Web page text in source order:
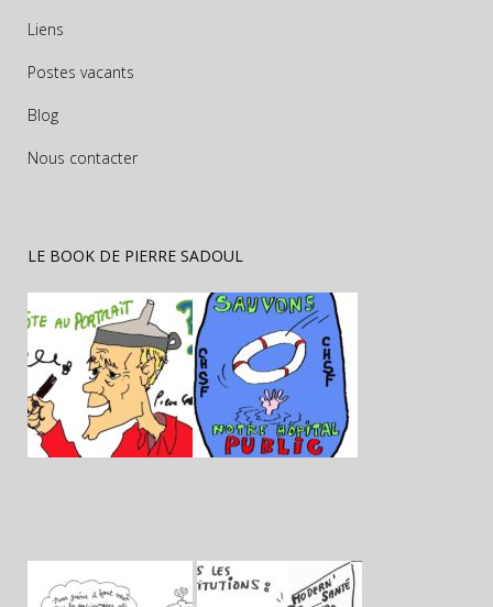
Liens
Postes vacants
Blog
Nous contacter
LE BOOK DE PIERRE SADOUL